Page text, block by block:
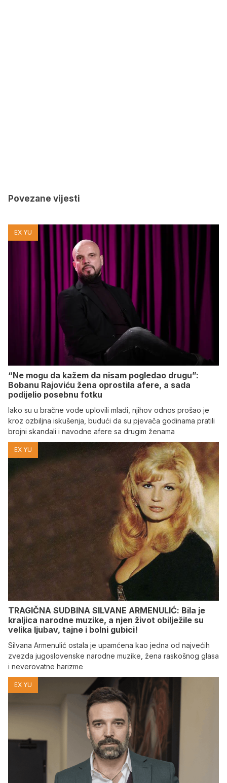
Povezane vijesti
EX YU
“Ne mogu da kažem da nisam pogledao drugu”:
Bobanu Rajoviću žena oprostila afere, a sada
podijelio posebnu fotku
Iako su u bračne vode uplovili mladi, njihov odnos prošao je
kroz ozbiljna iskušenja, budući da su pjevača godinama pratili
brojni skandali i navodne afere sa drugim ženama
EX YU
TRAGIČNA SUDBINA SILVANE ARMENULIĆ: Bila je
kraljica narodne muzike, a njen život obilježile su
velika ljubav, tajne i bolni gubici!
Silvana Armenulić ostala je upamćena kao jedna od najvećih
zvezda jugoslovenske narodne muzike, žena raskošnog glasa
i neverovatne harizme
EX YU